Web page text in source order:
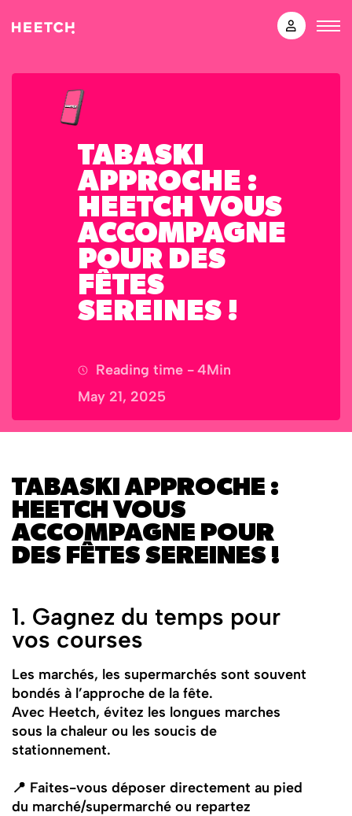
TABASKI
APPROCHE :
HEETCH VOUS
ACCOMPAGNE
POUR DES
FÊTES
SEREINES !
Reading time - 4Min
May 21, 2025
TABASKI APPROCHE :
HEETCH VOUS
ACCOMPAGNE POUR
DES FÊTES SEREINES !
1. Gagnez du temps pour
vos courses
Les marchés, les supermarchés sont souvent
bondés à l’approche de la fête.
Avec Heetch, évitez les longues marches
sous la chaleur ou les soucis de
stationnement.
📍 Faites-vous déposer directement au pied
du marché/supermarché ou repartez